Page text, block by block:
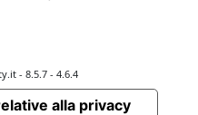
- 8.5.7 - 4.6.4
alla privacy